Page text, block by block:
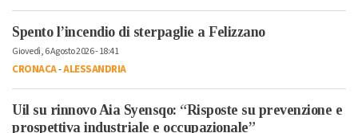
Spento l’incendio di sterpaglie a Felizzano
Giovedì, 6 Agosto 2026 - 18:41
CRONACA-ALESSANDRIA
Uil su rinnovo Aia Syensqo: “Risposte su prevenzione e
prospettiva industriale e occupazionale”